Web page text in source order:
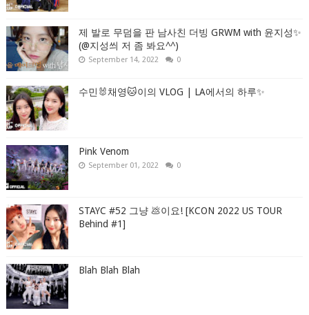
제 발로 무덤을 판 남사친 더빙 GRWM with 윤지성✨
(@지성씌 저 좀 봐요^^)
September 14, 2022 0
수민🐰채영🐱이의 VLOG | LA에서의 하루✨
Pink Venom
September 01, 2022 0
STAYC #52 그냥 💩이요! [KCON 2022 US TOUR
Behind #1]
Blah Blah Blah